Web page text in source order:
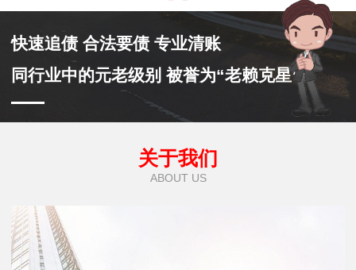
快速追债 合法要债 专业清账
同行业中的元老级别 被誉为“老赖克星”
关于我们
ABOUT US